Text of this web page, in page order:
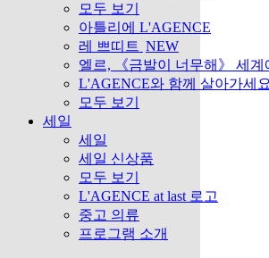
모두 보기
아틀리에 L'AGENCE
레 쁘띠트 NEW
엘르, 《금발이 너무해》 세계
L'AGENCE와 함께 살아가세요
모두 보기
세일
세일
세일 신상품
모두 보기
L'AGENCE at last 로고
중고 의류
프로그램 소개